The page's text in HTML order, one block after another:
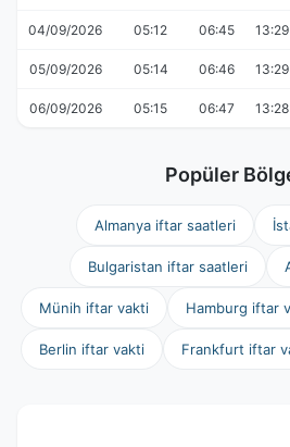
04/09/2026 05:12 06:45 13:29
05/09/2026 05:14 06:46 13:29
06/09/2026 05:15 06:47 13:28
Popüler
Almanya iftar saatleri
Bulgaristan iftar saatleri
Münih iftar vakti Hamburg iftar
Berlin iftar vakti Frankfurt iftar